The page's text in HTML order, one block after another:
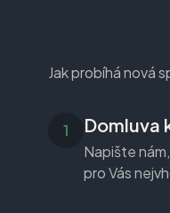
Jak probíhá nová
Domluva
Napište
pro Vás